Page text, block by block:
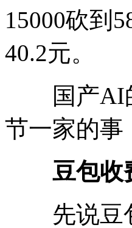
15000砍到
40.2元。
国产AI的
节一家的事
豆包收
先说豆包